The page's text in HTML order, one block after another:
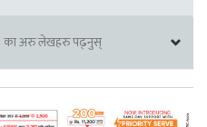
का अरु लेखहरु पढ्नुस्